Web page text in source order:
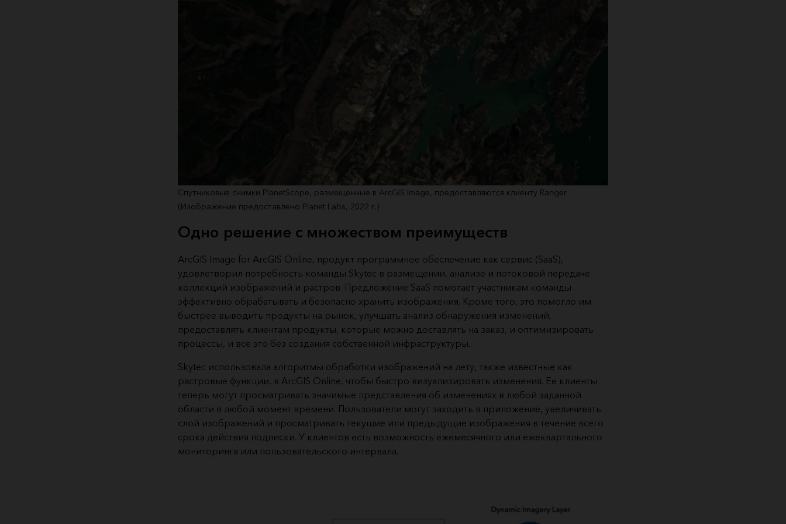
Спутниковые снимки PlanetScope, размещенные в ArcGIS Image, предоставляются клиенту Ranger.
(Изображение предоставлено Planet Labs, 2022 г.)
Одно решение с множеством преимуществ
ArcGIS Image for ArcGIS Online, продукт программное обеспечение как сервис (SaaS),
удовлетворил потребность команды Skytec в размещении, анализе и потоковой передаче
коллекций изображений и растров. Предложение SaaS помогает участникам команды
эффективно обрабатывать и безопасно хранить изображения. Кроме того, это помогло им
быстрее выводить продукты на рынок, улучшать анализ обнаружения изменений,
предоставлять клиентам продукты, которые можно доставлять на заказ, и оптимизировать
процессы, и все это без создания собственной инфраструктуры.
Skytec использовала алгоритмы обработки изображений на лету, также известные как
растровые функции, в ArcGIS Online, чтобы быстро визуализировать изменения. Ее клиенты
теперь могут просматривать значимые представления об изменениях в любой заданной
области в любой момент времени. Пользователи могут заходить в приложение, увеличивать
слой изображений и просматривать текущие или предыдущие изображения в течение всего
срока действия подписки. У клиентов есть возможность ежемесячного или ежеквартального
мониторинга или пользовательского интервала.